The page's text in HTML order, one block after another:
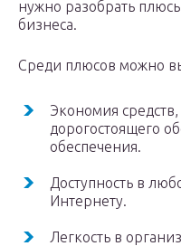
нужно разобрать
бизнеса.
Среди плюсов можно
Экономия
дорогостоящего
обеспечения.
Доступность в
Интернету.
Легкость в